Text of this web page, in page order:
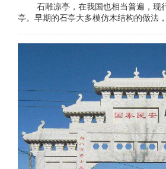
石雕凉亭，在我国也相当普遍，现
亭。早期的石亭大多模仿木结构的做法